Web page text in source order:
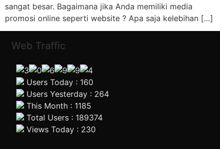
sangat besar. Bagaimana jika Anda memiliki media
promosi online seperti website ? Apa saja kelebihan […]
Web Traffic
Users Today : 160
Users Yesterday : 264
This Month : 1185
Total Users : 189374
Views Today : 230